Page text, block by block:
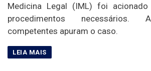
Medicina Legal (IML) foi
procedimentos necessários.
competentes apuram o caso.